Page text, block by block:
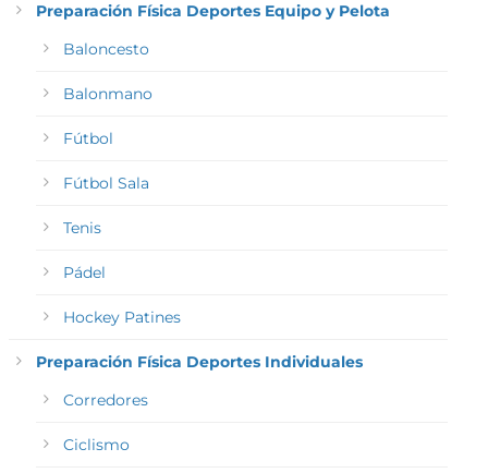
Preparación Física Deportes Equipo y Pelota
Baloncesto
Balonmano
Fútbol
Fútbol Sala
Tenis
Pádel
Hockey Patines
Preparación Física Deportes Individuales
Corredores
Ciclismo